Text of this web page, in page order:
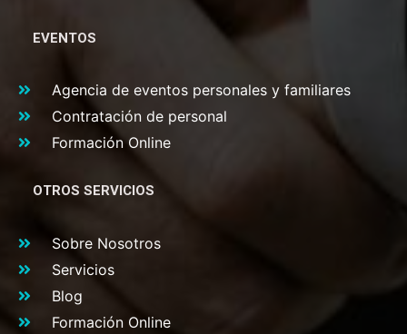
EVENTOS
Agencia de eventos personales y familiares
Contratación de personal
Formación Online
OTROS SERVICIOS
Sobre Nosotros
Servicios
Blog
Formación Online